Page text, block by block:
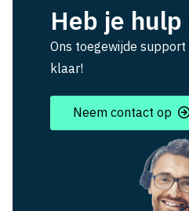
Heb je hulp
Ons toegewijde
klaar!
Neem contact op